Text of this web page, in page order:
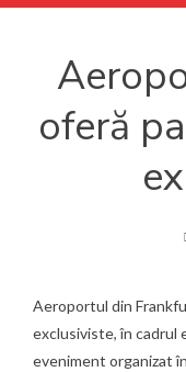
oferă
Aeroportul din
exclusiviste, în cadrul
eveniment organizat